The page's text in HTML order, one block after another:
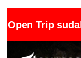
Open Trip